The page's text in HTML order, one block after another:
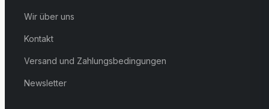
Wir über uns
Kontakt
Versand und Zahlungsbedingungen
Newsletter